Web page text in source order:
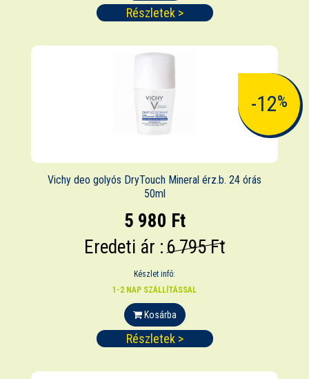
Részletek >
-12%
Vichy deo golyós DryTouch Mineral érz.b. 24 órás
50ml
5 980 Ft
Eredeti ár :6 795 Ft
Készlet infó:
1-2 NAP SZÁLLÍTÁSSAL
Kosárba
Részletek >